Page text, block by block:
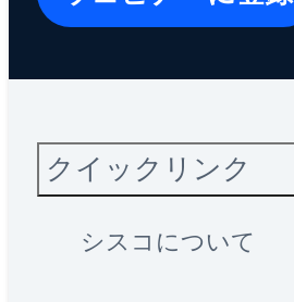
クイックリンク
シスコについて